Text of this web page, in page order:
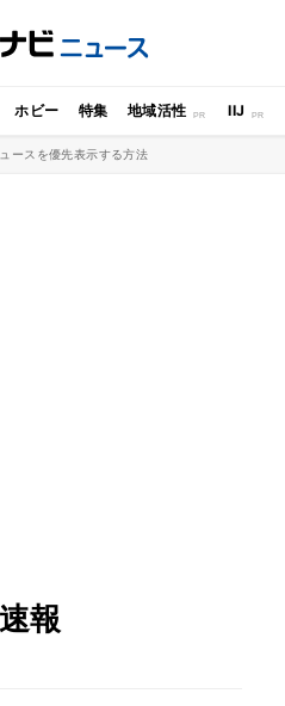
ホビー 特集 地域活性 IIJ
ースを優先表示する方法
報